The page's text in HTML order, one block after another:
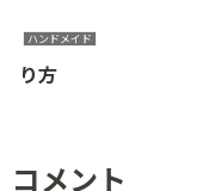
ハンドメイド
り方
コメント